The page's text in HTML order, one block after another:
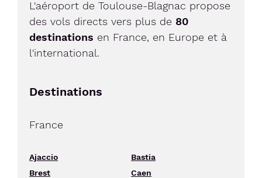
L'aéroport de Toulouse-Blagnac propose
des vols directs vers plus de 80
destinations en France, en Europe et à
l'international.
Destinations
France
Ajaccio
Bastia
Brest
Caen